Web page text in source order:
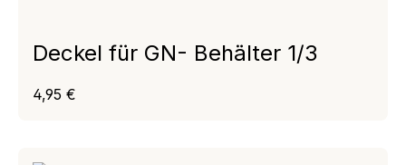
Deckel für GN- Behälter 1/3
Regulärer Preis:
4,95 €